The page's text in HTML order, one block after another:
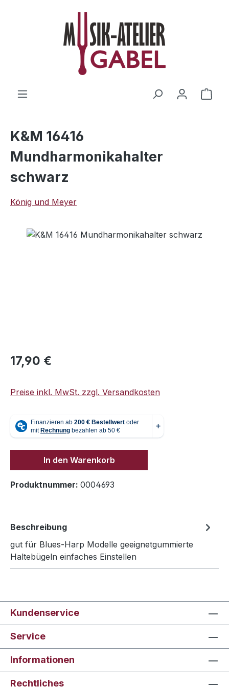
Zum Hauptinhalt springen
K&M 16416
Mundharmonikahalter
schwarz
König und Meyer
Bildergalerie überspringen
Regulärer Preis:
17,90 €
Preise inkl. MwSt. zzgl. Versandkosten
In den Warenkorb
Produktnummer: 0004693
Beschreibung
gut für Blues-Harp Modelle geeignetgummierte
Haltebügeln einfaches Einstellen
Kundenservice
Service
Informationen
Rechtliches